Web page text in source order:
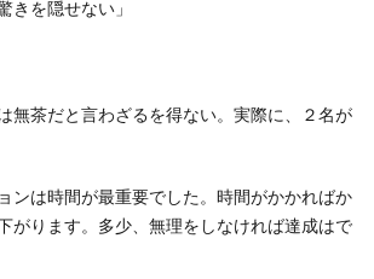
きを隠せない」
無茶だと言わざるを得ない。実際に、２名が
ンは時間が最重要でした。時間がかかればか
がります。多少、無理をしなければ達成はで